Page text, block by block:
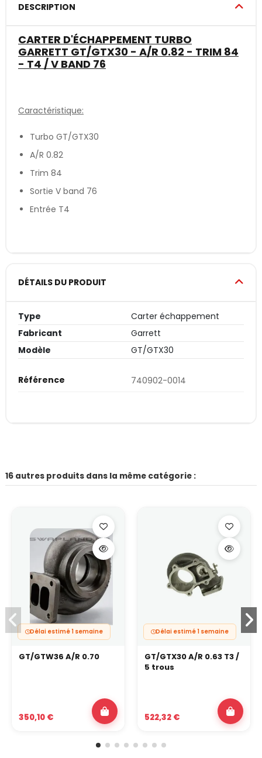
DESCRIPTION
CARTER D'ÉCHAPPEMENT TURBO
GARRETT GT/GTX30 - A/R 0.82 - TRIM 84
- T4 / V BAND 76
Caractéristique:
Turbo GT/GTX30
A/R 0.82
Trim 84
Sortie V band 76
Entrée T4
DÉTAILS DU PRODUIT
Type
Carter échappement
Fabricant
Garrett
Modèle
GT/GTX30
Référence 740902-0014
16 autres produits dans la même catégorie :
Délai estimé 1 semaine
GT/GTW36 A/R 0.70
350,10 €
Délai estimé 1 semaine
GT/GTX30 A/R 0.63 T3 /
5 trous
522,32 €